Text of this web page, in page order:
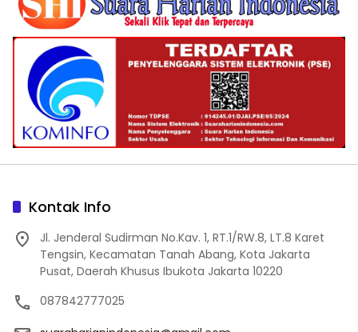
Kontak Info
Jl. Jenderal Sudirman No.Kav. 1, RT.1/RW.8, LT.8 Karet
Tengsin, Kecamatan Tanah Abang, Kota Jakarta
Pusat, Daerah Khusus Ibukota Jakarta 10220
087842777025